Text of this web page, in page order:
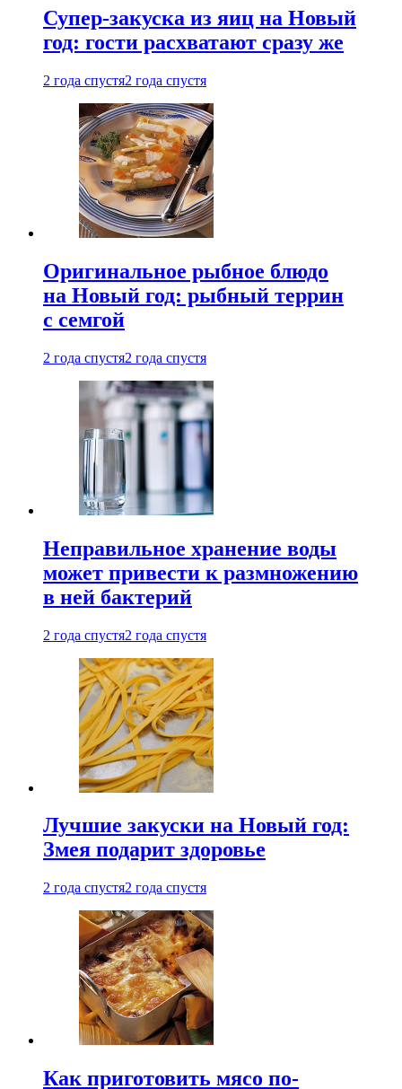
Супер-закуска из яиц на Новый
год: гости расхватают сразу же
2 года спустя2 года спустя
Оригинальное рыбное блюдо
на Новый год: рыбный террин
с семгой
2 года спустя2 года спустя
Неправильное хранение воды
может привести к размножению
в ней бактерий
2 года спустя2 года спустя
Лучшие закуски на Новый год:
Змея подарит здоровье
2 года спустя2 года спустя
Как приготовить мясо по-